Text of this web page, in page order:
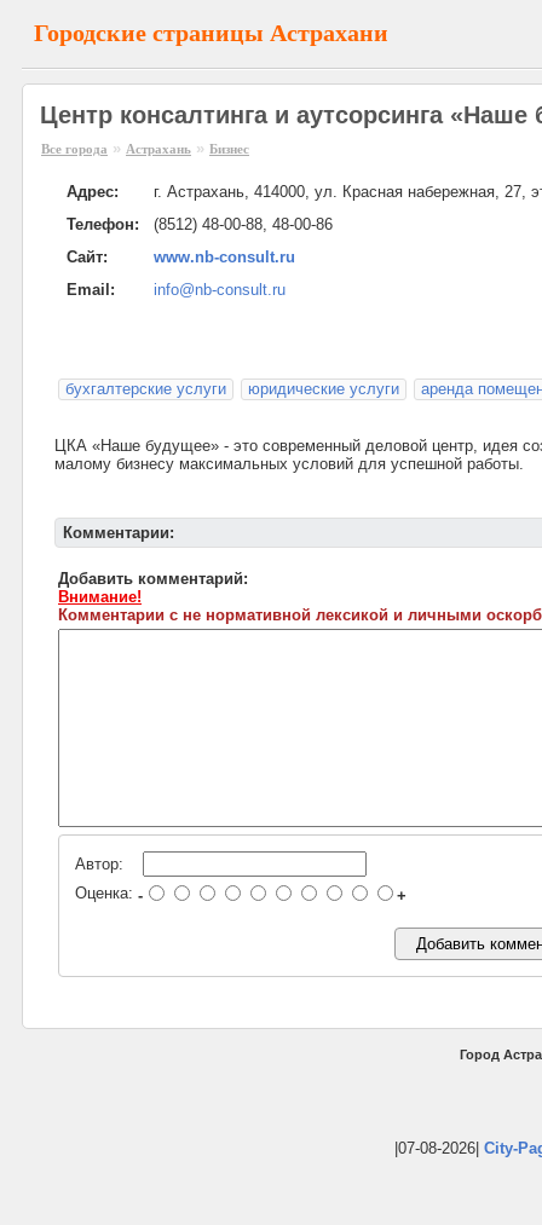
Городские страницы Астрахани
Центр консалтинга и аутсорсинга
Все города » Астрахань » Бизнес
Адрес:
г. Астрахань, 414000, ул. Красная набережная, 27,
Телефон:
(8512) 48-00-88, 48-00-86
Сайт:
www.nb-consult.ru
Email:
info@nb-consult.ru
бухгалтерские услуги юридические услуги аренда
ЦКА «Наше будущее» - это современный деловой центр, идея
малому бизнесу максимальных условий для успешной работы.
Комментарии:
Добавить комментарий:
Внимание!
Комментарии с не нормативной лексикой и личными
Автор:
Оценка: - +
Город
|07-08-2026| City-